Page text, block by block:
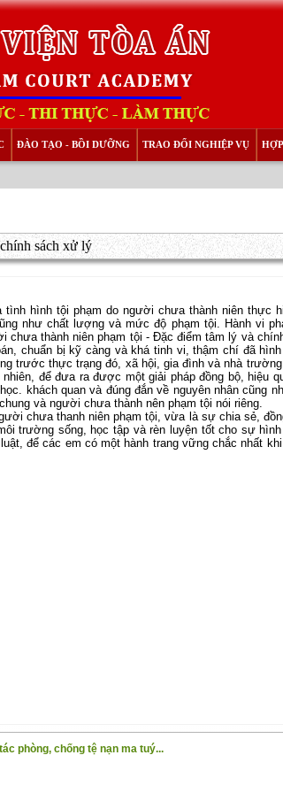
ĐÀO TẠO - BỒI DƯỠNG TRAO ĐỔI NGHIỆP VỤ
sách xử lý
hình tội phạm do người chưa thành niên thực
như chất lượng và mức độ phạm tội. Hành vi
chưa thành niên phạm tội - Đặc điểm tâm lý và
chuẩn bị kỹ càng và khá tinh vi, thậm chí đã hình
trước thực trạng đó, xã hội, gia đình và nhà
để đưa ra được một giải pháp đồng bộ, hiệu
khách quan và đúng đắn về nguyên nhân cũng
và người chưa thành nên phạm tội nói riêng.
chưa thanh niên phạm tội, vừa là sự chia sẻ,
trường sống, học tập và rèn luyện tốt cho sự hình
để các em có một hành trang vững chắc nhất
phòng, chống tệ nạn ma tuý...